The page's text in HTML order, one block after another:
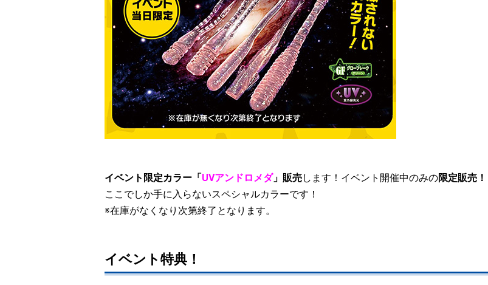
イベント限定カラー 「UVアンドロメダ」 販売します！イベント開催中のみの限定販売！
ここでしか手に入らないスペシャルカラーです！
※在庫がなくなり次第終了となります。
イベント特典！